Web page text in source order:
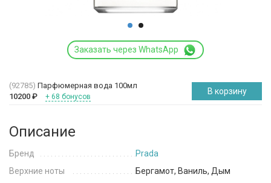
Заказать через WhatsApp
(92785) Парфюмерная вода 100мл
10200 ₽ + 68 бонусов
В корзину
Описание
Бренд
Prada
Верхние ноты
Бергамот, Ваниль, Дым